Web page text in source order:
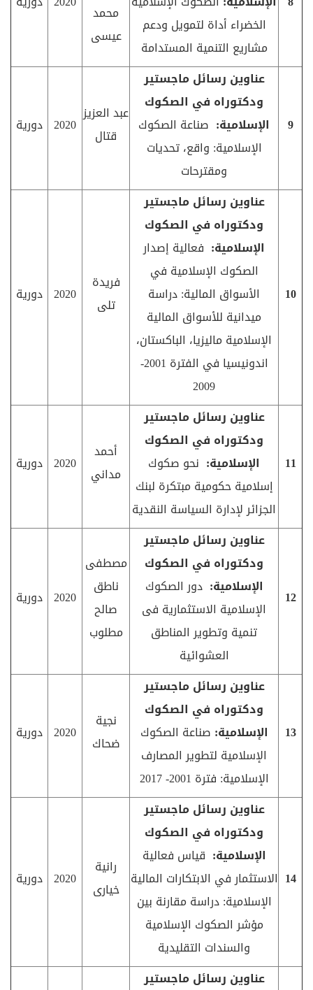
الخضراء أداة لتمويل ودعم
مشاريع التنمية المستدامة
محمد
عيسى
9
عناوين رسائل ماجستير
ودكتوراه في الصكوك
الإسلامية: صناعة الصكوك
الإسلامية: واقع، تحديات
ومقترحات
عبد العزيز
قتال
2020 دورية
10
عناوين رسائل ماجستير
ودكتوراه في الصكوك
الإسلامية: فعالية إصدار
الصكوك الإسلامية في
الأسواق المالية: دراسة
ميدانية للأسواق المالية
الإسلامية ماليزيا، الباكستان،
اندونيسيا في الفترة 2001-
2009
فريدة
تلى
2020 دورية
11
عناوين رسائل ماجستير
ودكتوراه في الصكوك
الإسلامية: نحو صكوك
إسلامية حكومية مبتكرة لبنك
الجزائر لإدارة السياسة النقدية
أحمد
مداني
2020 دورية
12
عناوين رسائل ماجستير
ودكتوراه في الصكوك
الإسلامية: دور الصكوك
الإسلامیة الاستثماریة فی
تنمیة وتطویر المناطق
العشوائیة
مصطفى
ناطق
صالح
مطلوب
2020 دورية
13
عناوين رسائل ماجستير
ودكتوراه في الصكوك
الإسلامية: صناعة الصكوك
الإسلامية لتطوير المصارف
الإسلامية: فترة 2001- 2017
نجية
ضحاك
2020 دورية
14
عناوين رسائل ماجستير
ودكتوراه في الصكوك
الإسلامية: قياس فعالية
الاستثمار في الابتكارات المالية
الإسلامية: دراسة مقارنة بين
مؤشر الصكوك الإسلامية
والسندات التقليدية
رانية
خيارى
2020 دورية
عناوين رسائل ماجستير